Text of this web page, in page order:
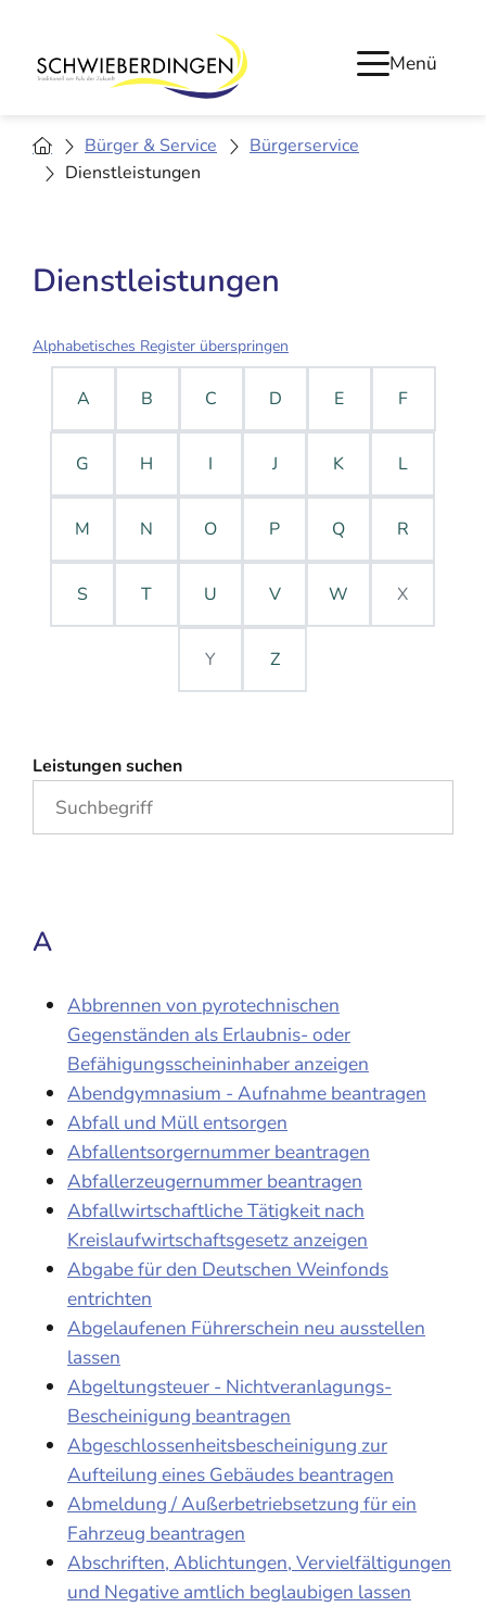
Menü
Bürger & Service
Bürgerservice
Dienstleistungen
Dienstleistungen
Alphabetisches Register überspringen
A B C D E F
G H I J K L
M N O P Q R
S T U V W X
Y Z
Leistungen suchen
A
Abbrennen von pyrotechnischen
Gegenständen als Erlaubnis- oder
Befähigungsscheininhaber anzeigen
Abendgymnasium - Aufnahme beantragen
Abfall und Müll entsorgen
Abfallentsorgernummer beantragen
Abfallerzeugernummer beantragen
Abfallwirtschaftliche Tätigkeit nach
Kreislaufwirtschaftsgesetz anzeigen
Abgabe für den Deutschen Weinfonds
entrichten
Abgelaufenen Führerschein neu ausstellen
lassen
Abgeltungsteuer - Nichtveranlagungs-
Bescheinigung beantragen
Abgeschlossenheitsbescheinigung zur
Aufteilung eines Gebäudes beantragen
Abmeldung / Außerbetriebsetzung für ein
Fahrzeug beantragen
Abschriften, Ablichtungen, Vervielfältigungen
und Negative amtlich beglaubigen lassen